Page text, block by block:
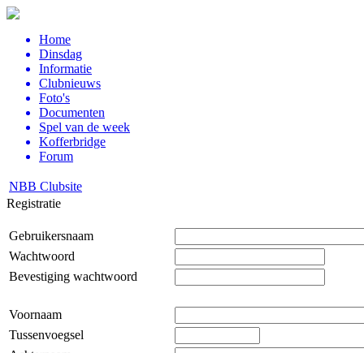
Home
Dinsdag
Informatie
Clubnieuws
Foto's
Documenten
Spel van de week
Kofferbridge
Forum
NBB Clubsite
Registratie
Gebruikersnaam
Wachtwoord
Bevestiging wachtwoord
Voornaam
Tussenvoegsel